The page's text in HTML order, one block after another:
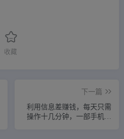
收藏
下一篇
利用信息差赚钱，每天只需
操作十几分钟，一部手机轻